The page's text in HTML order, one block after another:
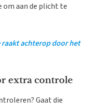
om aan de plicht te
raakt achterop door het
extra controle
Gaat die